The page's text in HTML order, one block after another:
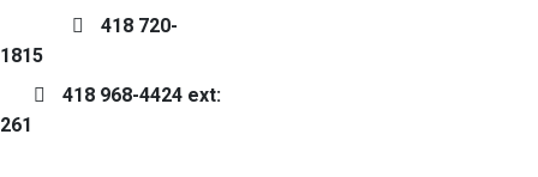
418 720-
1815
418 968-4424 ext:
261